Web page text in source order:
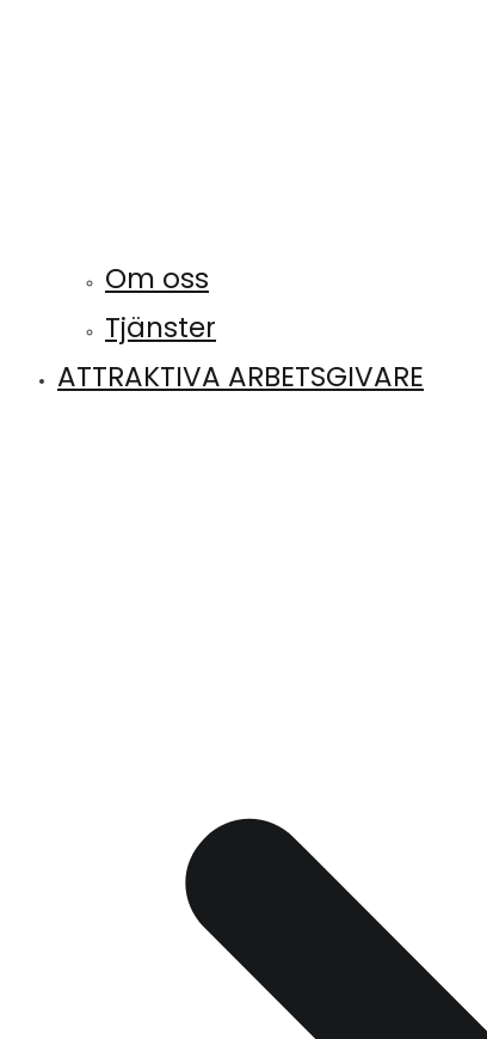
Om oss
Tjänster
ATTRAKTIVA ARBETSGIVARE